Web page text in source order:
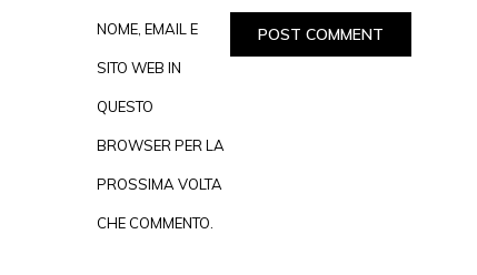
NOME, EMAIL E
SITO WEB IN
QUESTO
BROWSER PER LA
PROSSIMA VOLTA
CHE COMMENTO.